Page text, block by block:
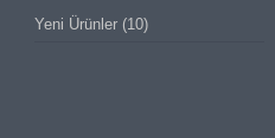
Yeni Ürünler (10)